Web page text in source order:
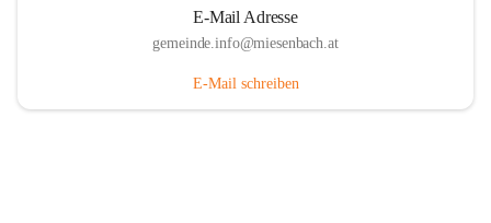
E-Mail Adresse
gemeinde.info@miesenbach.at
E-Mail schreiben